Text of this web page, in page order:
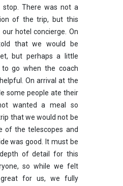
There was not a
of the trip, but this
hotel concierge. On
that we would be
but perhaps a little
go when the coach
On arrival at the
some people ate their
wanted a meal so
that we would not be
of the telescopes and
was good. It must be
of detail for this
so while we felt
for us, we fully